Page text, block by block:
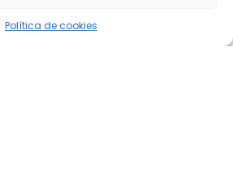
Política de cookies